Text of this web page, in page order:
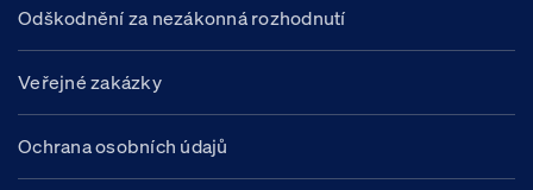
Odškodnění za nezákonná rozhodnutí
Veřejné zakázky
Ochrana osobních údajů